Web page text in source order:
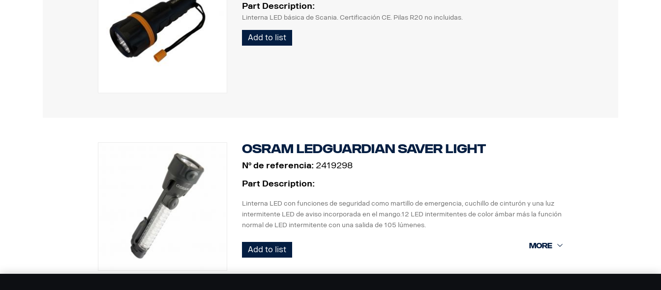
Part Description:
Linterna LED básica de Scania. Certificación CE. Pilas R20 no incluidas.
Add to list
OSRAM LEDguardian Saver Light
Nº de referencia: 2419298
Part Description:
Linterna LED con funciones de seguridad como martillo de emergencia, cuchillo de cinturón y una luz
intermitente LED de aviso incorporada en el mango.12 LED intermitentes de color ámbar más la función
normal de LED intermitente con una salida de 105 lúmenes.
Add to list